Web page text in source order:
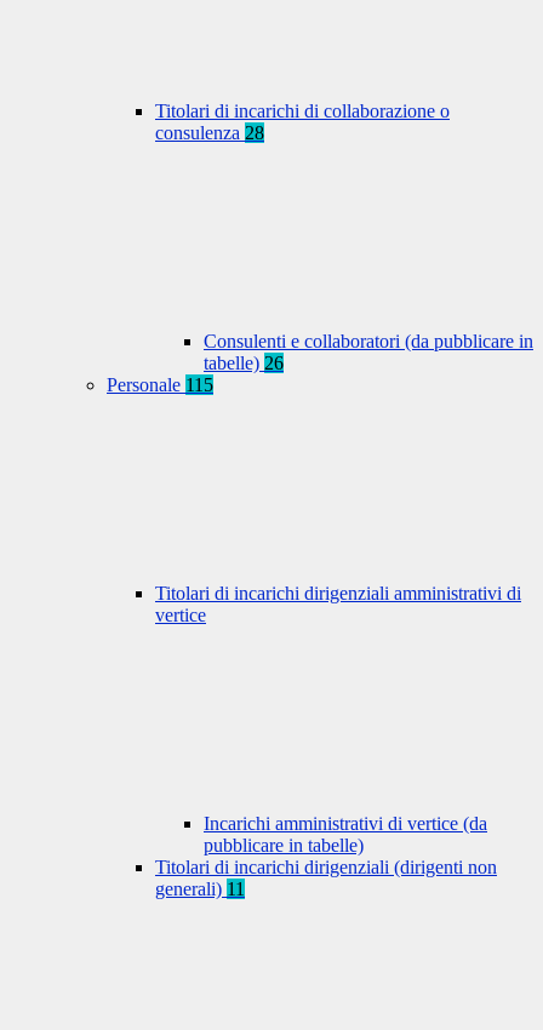
Titolari di incarichi di collaborazione o
consulenza 28
Consulenti e collaboratori (da pubblicare in
tabelle) 26
Personale 115
Titolari di incarichi dirigenziali amministrativi di
vertice
Incarichi amministrativi di vertice (da
pubblicare in tabelle)
Titolari di incarichi dirigenziali (dirigenti non
generali) 11